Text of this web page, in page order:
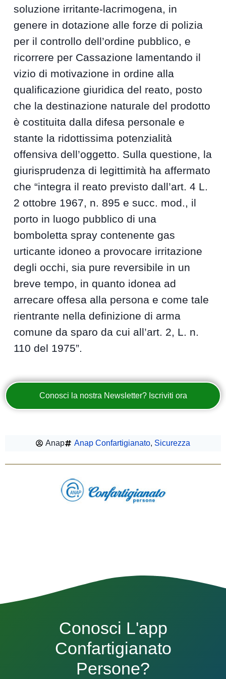
soluzione irritante-lacrimogena, in
genere in dotazione alle forze di polizia
per il controllo dell’ordine pubblico, e
ricorrere per Cassazione lamentando il
vizio di motivazione in ordine alla
qualificazione giuridica del reato, posto
che la destinazione naturale del prodotto
è costituita dalla difesa personale e
stante la ridottissima potenzialità
offensiva dell’oggetto. Sulla questione, la
giurisprudenza di legittimità ha affermato
che “integra il reato previsto dall’art. 4 L.
2 ottobre 1967, n. 895 e succ. mod., il
porto in luogo pubblico di una
bomboletta spray contenente gas
urticante idoneo a provocare irritazione
degli occhi, sia pure reversibile in un
breve tempo, in quanto idonea ad
arrecare offesa alla persona e come tale
rientrante nella definizione di arma
comune da sparo da cui all’art. 2, L. n.
110 del 1975”.
Conosci la nostra Newsletter? Iscriviti ora
Anap Anap Confartigianato, Sicurezza
Conosci L'app
Confartigianato
Persone?